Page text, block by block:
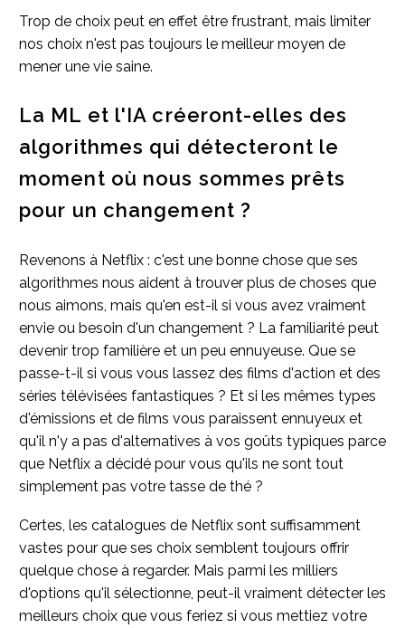
Trop de choix peut en effet être frustrant, mais limiter
nos choix n'est pas toujours le meilleur moyen de
mener une vie saine.
La ML et l'IA créeront-elles des
algorithmes qui détecteront le
moment où nous sommes prêts
pour un changement ?
Revenons à Netflix : c'est une bonne chose que ses
algorithmes nous aident à trouver plus de choses que
nous aimons, mais qu'en est-il si vous avez vraiment
envie ou besoin d'un changement ? La familiarité peut
devenir trop familière et un peu ennuyeuse. Que se
passe-t-il si vous vous lassez des films d'action et des
séries télévisées fantastiques ? Et si les mêmes types
d'émissions et de films vous paraissent ennuyeux et
qu'il n'y a pas d'alternatives à vos goûts typiques parce
que Netflix a décidé pour vous qu'ils ne sont tout
simplement pas votre tasse de thé ?
Certes, les catalogues de Netflix sont suffisamment
vastes pour que ses choix semblent toujours offrir
quelque chose à regarder. Mais parmi les milliers
d'options qu'il sélectionne, peut-il vraiment détecter les
meilleurs choix que vous feriez si vous mettiez votre